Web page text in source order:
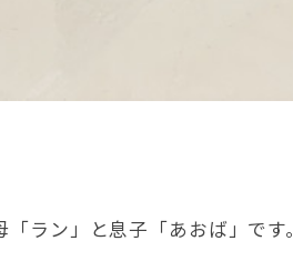
ラン」と息子「あおば」です。